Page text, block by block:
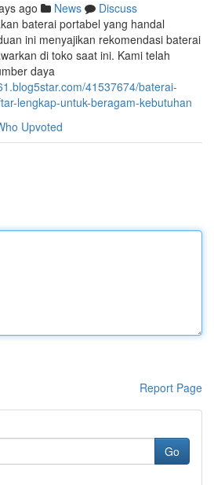
ago News
Discuss
baterai portabel yang handal
ini menyajikan rekomendasi baterai
di toko saat ini. Kami telah
daya
41537674/baterai-
lengkap-untuk-beragam-kebutuhan
Upvoted
Report Page
Go